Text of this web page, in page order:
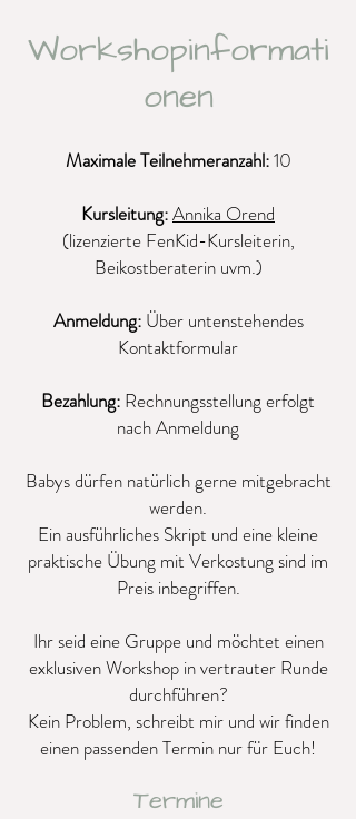
Workshopinformati
onen
Maximale Teilnehmeranzahl:10
Kursleitung:Annika Orend
(lizenzierte FenKid-Kursleiterin,
Beikostberaterin uvm.)
Anmeldung:Über untenstehendes
Kontaktformular
Bezahlung: Rechnungsstellung erfolgt
nach Anmeldung
Babys dürfen natürlich gerne mitgebracht
werden.
Ein ausführliches Skript und eine kleine
praktische Übung mit Verkostung sind im
Preis inbegriffen.
Ihr seid eine Gruppe und möchtet einen
exklusiven Workshop in vertrauter Runde
durchführen?
Kein Problem, schreibt mir und wir finden
einen passenden Termin nur für Euch!
Termine